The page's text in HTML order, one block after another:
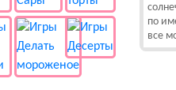
по
все